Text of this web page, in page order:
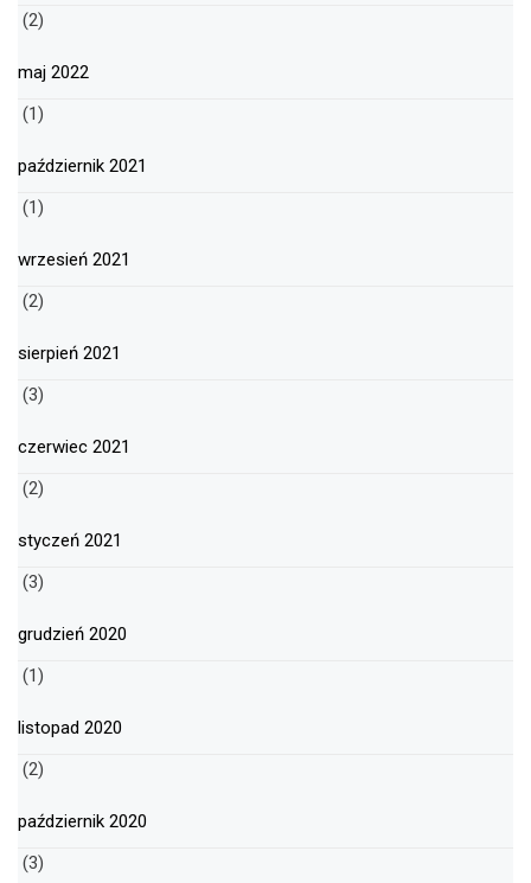
(2)
maj 2022
(1)
październik 2021
(1)
wrzesień 2021
(2)
sierpień 2021
(3)
czerwiec 2021
(2)
styczeń 2021
(3)
grudzień 2020
(1)
listopad 2020
(2)
październik 2020
(3)